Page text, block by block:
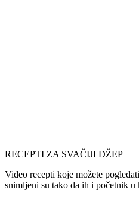
RECEPTI ZA SVAČIJI DŽEP
Video recepti koje možete
snimljeni su tako da ih i početnik